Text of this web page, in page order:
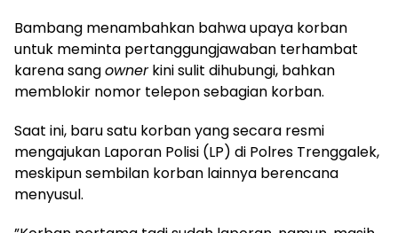
​Bambang menambahkan bahwa upaya korban
untuk meminta pertanggungjawaban terhambat
karena sangownerkini sulit dihubungi, bahkan
memblokir nomor telepon sebagian korban.
​Saat ini, baru satu korban yang secara resmi
mengajukan Laporan Polisi (LP) di Polres Trenggalek,
meskipun sembilan korban lainnya berencana
menyusul.